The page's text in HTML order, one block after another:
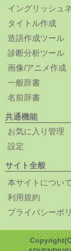
イングリッシュ
タイトル作成
造語作成ツール
診断分析ツール
画像/アニメ作成
一般辞書
名前辞書
共通機能
お気に入り管理
設定
サイト全般
本サイトについて
利用規約
プライバシーポ